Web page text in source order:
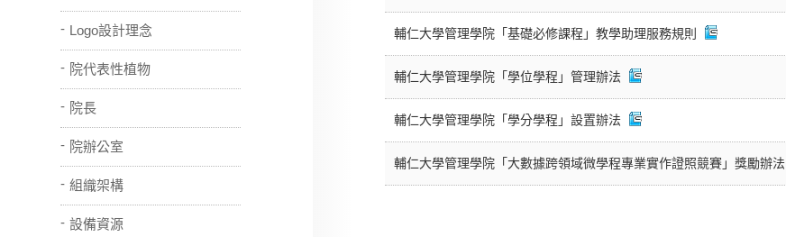
Logo設計理念
院代表性植物
院長
院辦公室
組織架構
設備資源
輔仁大學管理學院「基礎必修課程」教學助理服務規則
輔仁大學管理學院「學位學程」管理辦法
輔仁大學管理學院「學分學程」設置辦法
輔仁大學管理學院「大數據跨領域微學程專業實作證照競賽」獎勵辦法